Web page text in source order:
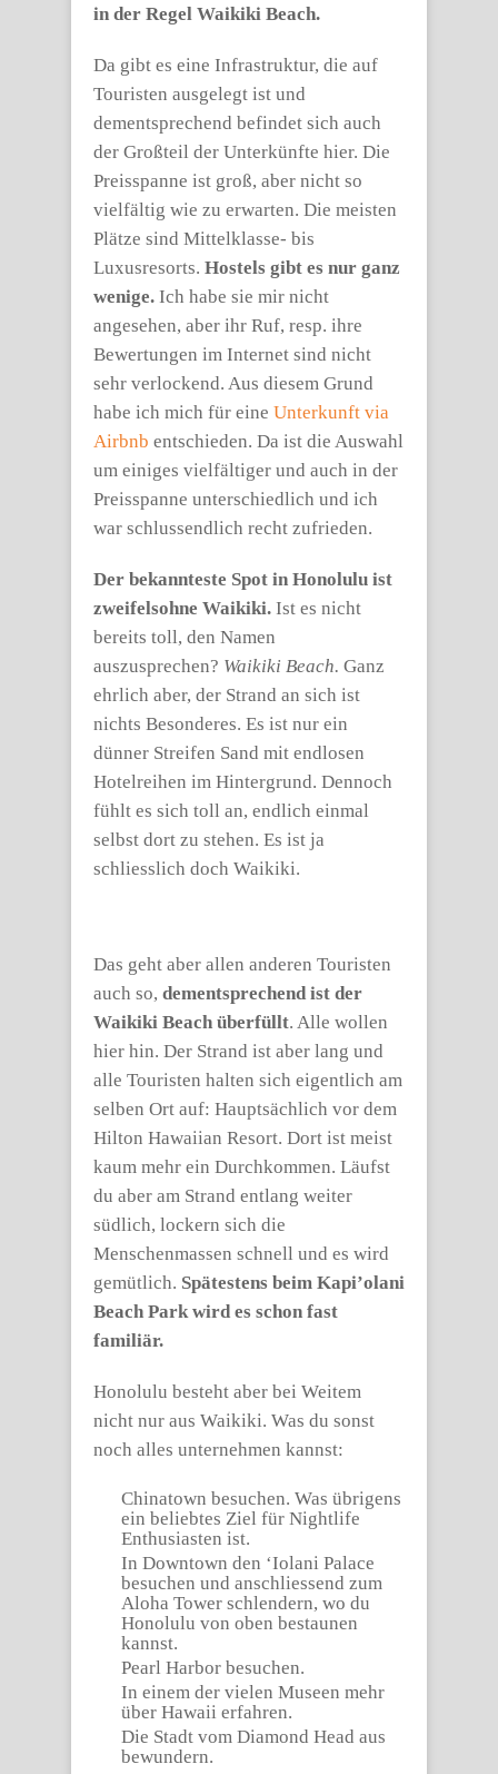
in der Regel Waikiki Beach.
Da gibt es eine Infrastruktur, die auf
Touristen ausgelegt ist und
dementsprechend befindet sich auch
der Großteil der Unterkünfte hier. Die
Preisspanne ist groß, aber nicht so
vielfältig wie zu erwarten. Die meisten
Plätze sind Mittelklasse- bis
Luxusresorts. Hostels gibt es nur ganz
wenige. Ich habe sie mir nicht
angesehen, aber ihr Ruf, resp. ihre
Bewertungen im Internet sind nicht
sehr verlockend. Aus diesem Grund
habe ich mich für eine Unterkunft via
Airbnb entschieden. Da ist die Auswahl
um einiges vielfältiger und auch in der
Preisspanne unterschiedlich und ich
war schlussendlich recht zufrieden.
Der bekannteste Spot in Honolulu ist
zweifelsohne Waikiki. Ist es nicht
bereits toll, den Namen
auszusprechen? Waikiki Beach. Ganz
ehrlich aber, der Strand an sich ist
nichts Besonderes. Es ist nur ein
dünner Streifen Sand mit endlosen
Hotelreihen im Hintergrund. Dennoch
fühlt es sich toll an, endlich einmal
selbst dort zu stehen. Es ist ja
schliesslich doch Waikiki.
Das geht aber allen anderen Touristen
auch so, dementsprechend ist der
Waikiki Beach überfüllt. Alle wollen
hier hin. Der Strand ist aber lang und
alle Touristen halten sich eigentlich am
selben Ort auf: Hauptsächlich vor dem
Hilton Hawaiian Resort. Dort ist meist
kaum mehr ein Durchkommen. Läufst
du aber am Strand entlang weiter
südlich, lockern sich die
Menschenmassen schnell und es wird
gemütlich. Spätestens beim Kapi’olani
Beach Park wird es schon fast
familiär.
Honolulu besteht aber bei Weitem
nicht nur aus Waikiki. Was du sonst
noch alles unternehmen kannst:
Chinatown besuchen. Was übrigens
ein beliebtes Ziel für Nightlife
Enthusiasten ist.
In Downtown den ‘Iolani Palace
besuchen und anschliessend zum
Aloha Tower schlendern, wo du
Honolulu von oben bestaunen
kannst.
Pearl Harbor besuchen.
In einem der vielen Museen mehr
über Hawaii erfahren.
Die Stadt vom Diamond Head aus
bewundern.